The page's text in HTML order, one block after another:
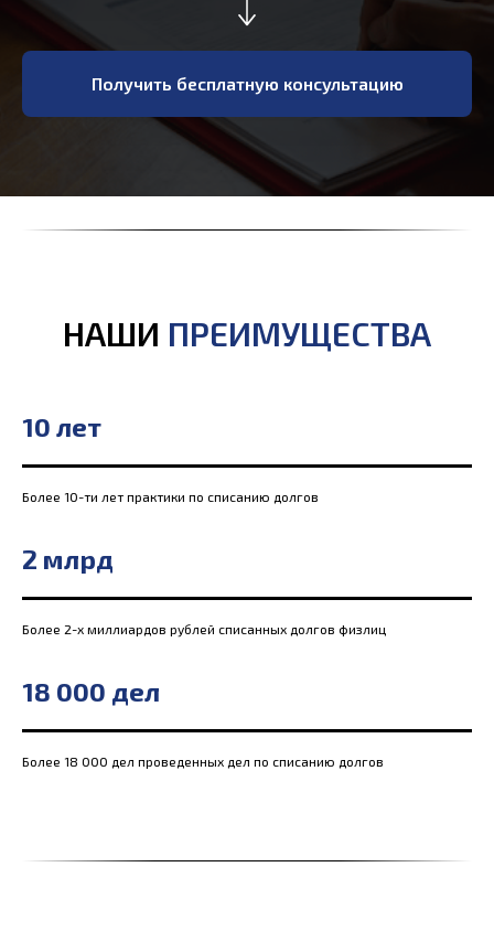
Получить бесплатную консультацию
НАШИ ПРЕИМУЩЕСТВА
10 лет
Более 10-ти лет практики по списанию долгов
2 млрд
Более 2-х миллиардов рублей списанных долгов физлиц
18 000 дел
Более 18 000 дел проведенных дел по списанию долгов